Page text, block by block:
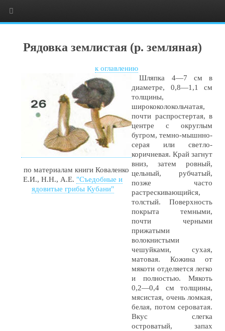
Рядовка землистая (р. земляная)
к оглавлению
по материалам книги Коваленко
Е.И., Н.Н., А.Е. "Съедобные и
ядовитые грибы Кубани"
Шляпка 4—7 см в
диаметре, 0,8—1,1 см
толщины,
ширококолокольчатая,
почти распростертая, в
центре с округлым
бугром, темно-мышнно-
серая или светло-
коричневая. Край загнут
вниз, затем ровный,
цельный, рубчатый,
позже часто
растрескивающийся,
толстый. Поверхность
покрыта темными,
почти черными
прижатыми
волокнистыми
чешуйками, сухая,
матовая. Кожина от
мякоти отделяется легко
и полностью. Мякоть
0,2—0,4 см толщины,
мясистая, очень ломкая,
белая, потом сероватая.
Вкус слегка
островатый, запах